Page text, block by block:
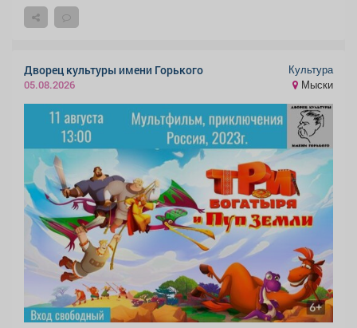
Дворец культуры имени Горького
05.08.2026
Культура
Мыски